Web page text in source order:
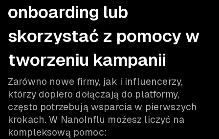
onboarding lub
skorzystać z pomocy w
tworzeniu kampanii
Zarówno nowe firmy, jak i influencerzy,
którzy dopiero dołączają do platformy,
często potrzebują wsparcia w pierwszych
krokach. W NanoInflu możesz liczyć na
kompleksową pomoc: